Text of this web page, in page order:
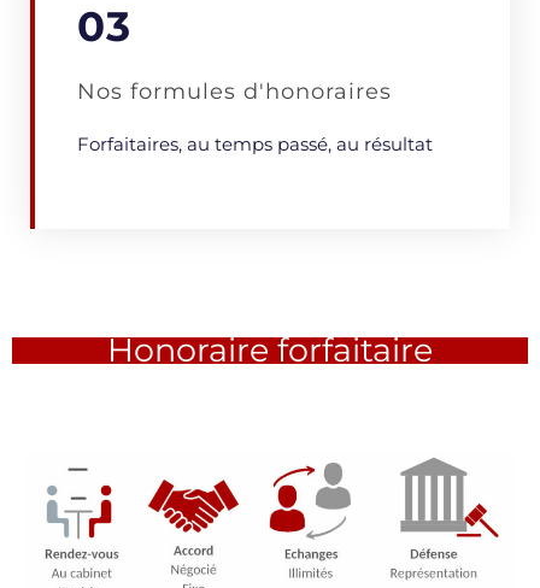
03
Nos formules d'honoraires
Forfaitaires, au temps passé, au résultat
Honoraire forfaitaire